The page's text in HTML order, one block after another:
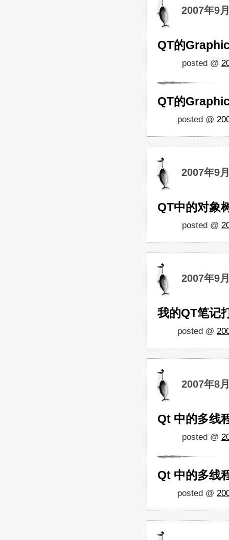
2007年9
QT的
posted @
QT的
posted @
2007年9
QT中的对象
posted @
2007年9
我的QT笔记
posted @
2007年8
Qt 中的多线
posted @
Qt 中的多线
posted @